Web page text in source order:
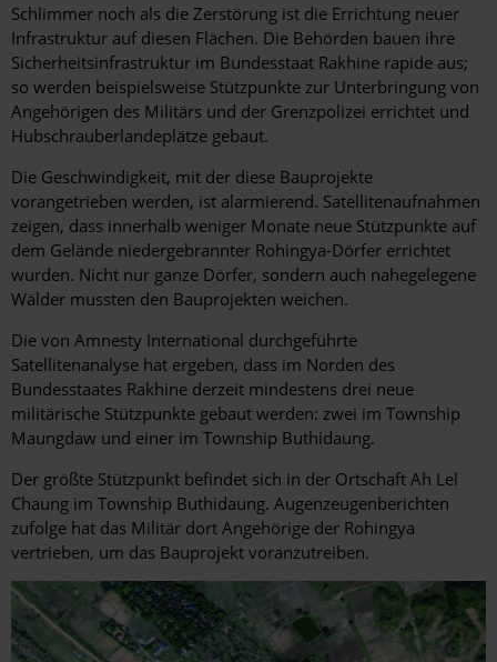
Schlimmer noch als die Zerstörung ist die Errichtung neuer
Infrastruktur auf diesen Flächen. Die Behörden bauen ihre
Sicherheitsinfrastruktur im Bundesstaat Rakhine rapide aus;
so werden beispielsweise Stützpunkte zur Unterbringung von
Angehörigen des Militärs und der Grenzpolizei errichtet und
Hubschrauberlandeplätze gebaut.
Die Geschwindigkeit, mit der diese Bauprojekte
vorangetrieben werden, ist alarmierend. Satellitenaufnahmen
zeigen, dass innerhalb weniger Monate neue Stützpunkte auf
dem Gelände niedergebrannter Rohingya-Dörfer errichtet
wurden. Nicht nur ganze Dörfer, sondern auch nahegelegene
Wälder mussten den Bauprojekten weichen.
Die von Amnesty International durchgeführte
Satellitenanalyse hat ergeben, dass im Norden des
Bundesstaates Rakhine derzeit mindestens drei neue
militärische Stützpunkte gebaut werden: zwei im Township
Maungdaw und einer im Township Buthidaung.
Der größte Stützpunkt befindet sich in der Ortschaft Ah Lel
Chaung im Township Buthidaung. Augenzeugenberichten
zufolge hat das Militär dort Angehörige der Rohingya
vertrieben, um das Bauprojekt voranzutreiben.